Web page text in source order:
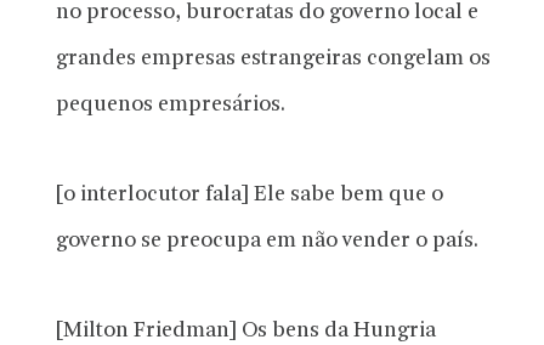
no processo, burocratas do governo local e
grandes empresas estrangeiras congelam os
pequenos empresários.
[o interlocutor fala] Ele sabe bem que o
governo se preocupa em não vender o país.
[Milton Friedman] Os bens da Hungria